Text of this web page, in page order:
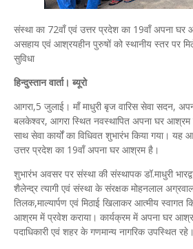
संस्था का 72वाँ एवं उत्तर प्रदेश का 19वाँ अपना
असहाय एवं आश्रयहीन पुरुषों को स्थानीय स्तर पर
सुविधा
हिन्दुस्तान वार्ता। ब्यूरो
आगरा,5 जुलाई। माँ माधुरी बृज वारिस सेवा सदन, अपना
बलकेश्वर, आगरा स्थित नवस्थापित अपना घर
साथ सेवा कार्यों का विधिवत शुभारंभ किया गया।
उत्तर प्रदेश का 19वाँ अपना घर आश्रम है।
शुभारंभ अवसर पर संस्था की संस्थापक डॉ.माधुरी
शैलेन्द्र त्यागी एवं संस्था के संरक्षक मोहनलाल
तिलक,माल्यार्पण एवं मिठाई खिलाकर आत्मीय स्वागत
आश्रम में प्रवेश कराया। कार्यक्रम में अपना घर
पदाधिकारी एवं शहर के गणमान्य नागरिक उपस्थित रहे।